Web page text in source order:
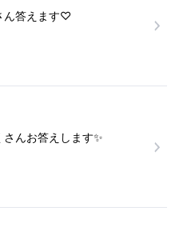
ん答えます♡
んお答えします✨